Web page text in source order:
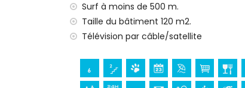
Sites et culture à Javea, Costa Blanca
musée (Histórico de Javea, Javea),
Javea), lieu historique (Pueblo de
château (Portal de la Vila et
Surf à moins de 500 m.
Taille du bâtiment 120 m2.
Télévision par câble/satellite